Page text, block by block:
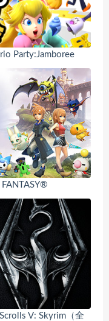
Party:Jamboree
V: Skyrim（全